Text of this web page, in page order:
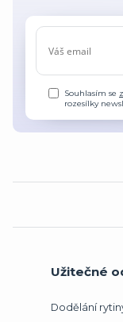
Souhlasím se
rozesílky
Užitečné
Dodělání